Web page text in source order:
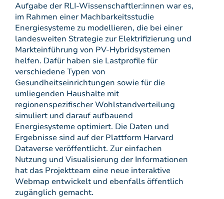
Aufgabe der RLI-Wissenschaftler:innen war es,
im Rahmen einer Machbarkeitsstudie
Energiesysteme zu modellieren, die bei einer
landesweiten Strategie zur Elektrifizierung und
Markteinführung von PV-Hybridsystemen
helfen. Dafür haben sie Lastprofile für
verschiedene Typen von
Gesundheitseinrichtungen sowie für die
umliegenden Haushalte mit
regionenspezifischer Wohlstandverteilung
simuliert und darauf aufbauend
Energiesysteme optimiert. Die Daten und
Ergebnisse sind auf der Plattform Harvard
Dataverse veröffentlicht. Zur einfachen
Nutzung und Visualisierung der Informationen
hat das Projektteam eine neue interaktive
Webmap entwickelt und ebenfalls öffentlich
zugänglich gemacht.